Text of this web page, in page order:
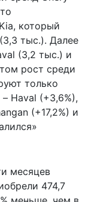
который
тыс.). Далее
(3,2 тыс.) и
рост среди
только
Haval (+3,6%),
(+17,2%) и
месяцев
474,7